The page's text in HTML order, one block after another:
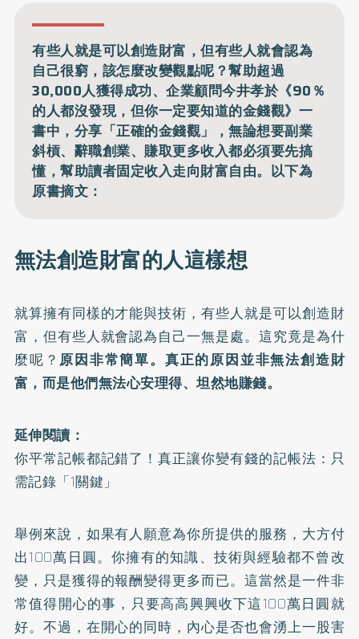
有些人就是可以創造財富，但有些人就會認為
自己很窮，該怎麼改變觀點呢？幫助超過
30,000人獲得成功、企業顧問今井孝於《90％
的人都沒發現，但你一定要知道的金錢觀》一
書中，分享「正確的金錢觀」，無論想要副業
斜槓、辭職創業、賺取更多收入都必須要先搞
懂，幫助讀者固定收入走向財富自由。以下為
原書摘文：
無法創造財富的人這樣想
就算擁有同樣的才能與技術，有些人就是可以創造財
富，但有些人就會認為自己一無是處。這究竟是為什
麼呢？原因非常簡單。真正的原因並非無法創造財
富，而是他們無法心安理得、坦然地賺錢。
延伸閱讀：
你平常記帳都記錯了！真正讓你變有錢的記帳法：只
需記錄「1關鍵」
舉例來說，如果有人願意為你所提供的服務，大方付
出100萬日圓。你擁有的知識、技術與經驗都不曾改
變，只是獲得的報酬變得更多而已。這當然是一件非
常值得開心的事，只要高高興興收下這100萬日圓就
好。不過，在開心的同時，內心是否也會湧上一股害